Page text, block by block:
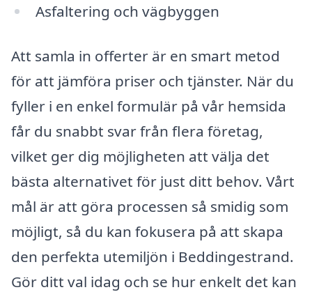
Asfaltering och vägbyggen
Att samla in offerter är en smart metod
för att jämföra priser och tjänster. När du
fyller i en enkel formulär på vår hemsida
får du snabbt svar från flera företag,
vilket ger dig möjligheten att välja det
bästa alternativet för just ditt behov. Vårt
mål är att göra processen så smidig som
möjligt, så du kan fokusera på att skapa
den perfekta utemiljön i Beddingestrand.
Gör ditt val idag och se hur enkelt det kan